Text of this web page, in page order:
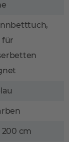
für
200 cm